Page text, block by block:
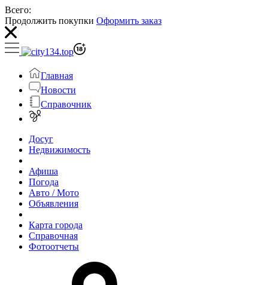
Всего:
Продолжить покупки Оформить заказ
Главная
Новости
Справочник
Досуг
Недвижимость
Афиша
Погода
Авто / Мото
Объявления
Карта города
Справочная
Фотоотчеты